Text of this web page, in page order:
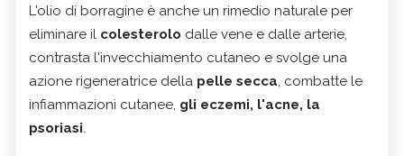
L'olio di borragine è anche un rimedio naturale per
eliminare il colesterolo dalle vene e dalle arterie,
contrasta l'invecchiamento cutaneo e svolge una
azione rigeneratrice della pelle secca, combatte le
infiammazioni cutanee, gli eczemi, l'acne, la
psoriasi.